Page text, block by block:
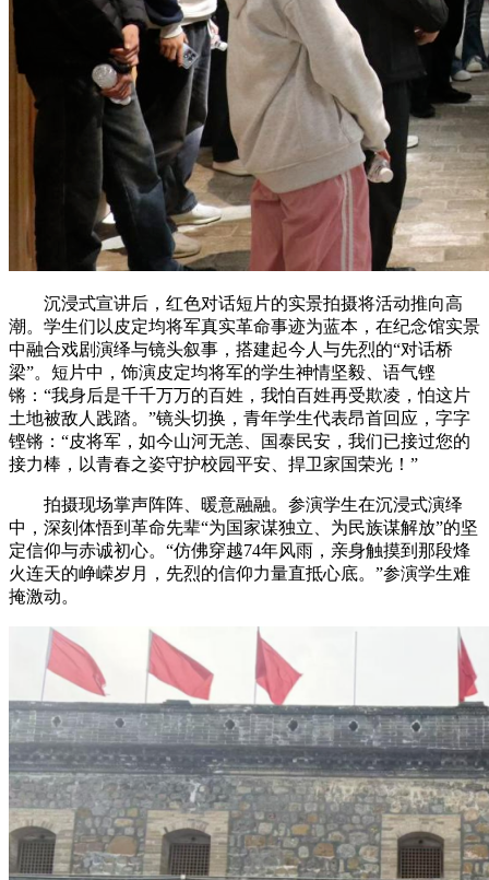
沉浸式宣讲后，红色对话短片的实景拍摄将活动推向高
潮。学生们以皮定均将军真实革命事迹为蓝本，在纪念馆实景
中融合戏剧演绎与镜头叙事，搭建起今人与先烈的“对话桥
梁”。短片中，饰演皮定均将军的学生神情坚毅、语气铿
锵：“我身后是千千万万的百姓，我怕百姓再受欺凌，怕这片
土地被敌人践踏。”镜头切换，青年学生代表昂首回应，字字
铿锵：“皮将军，如今山河无恙、国泰民安，我们已接过您的
接力棒，以青春之姿守护校园平安、捍卫家国荣光！”
拍摄现场掌声阵阵、暖意融融。参演学生在沉浸式演绎
中，深刻体悟到革命先辈“为国家谋独立、为民族谋解放”的坚
定信仰与赤诚初心。“仿佛穿越74年风雨，亲身触摸到那段烽
火连天的峥嵘岁月，先烈的信仰力量直抵心底。”参演学生难
掩激动。